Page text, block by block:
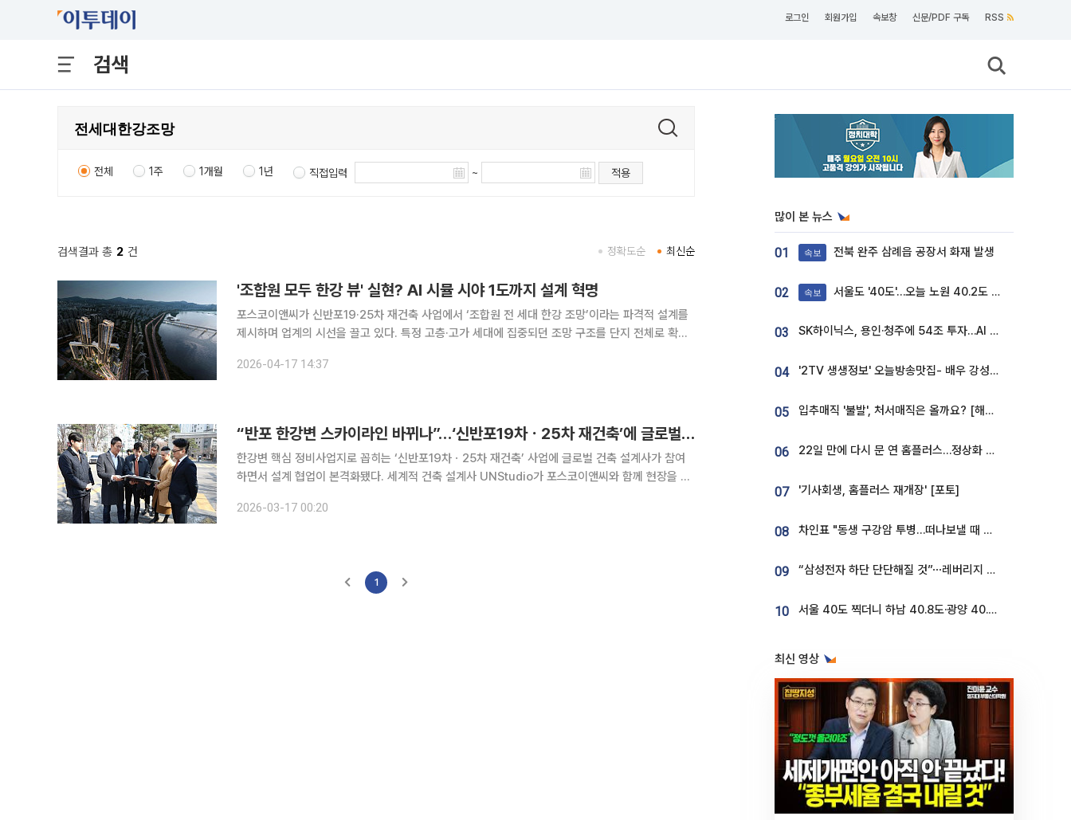
로그인 회원가입 속보창 신문/PDF 구독 RSS
검색
전체 1주 1개월 1년 직접입력 ~ 적용
검색결과 총 2 건 최신순
정확도순
'조합원 모두 한강 뷰' 실현? AI 시뮬 시야 1도까지 설계 혁명
포스코이앤씨가 신반포19·25차 재건축 사업에서 ‘조합원 전 세대 한강 조망’이라는 파격적 설계를
제시하며 업계의 시선을 끌고 있다. 특정 고층·고가 세대에 집중되던 조망 구조를 단지 전체로 확장
단지 설계의 기준 자체를 한강 중심으로 재
2026-04-17 14:37
“반포 한강변 스카이라인 바뀌나”…‘신반포19차ㆍ25차 재건축’에 글로벌 설계사 참여
한강변 핵심 정비사업지로 꼽히는 ‘신반포19차ㆍ25차 재건축’ 사업에 글로벌 건축 설계사가 참여
하면서 설계 협업이 본격화됐다. 세계적 건축 설계사 UNStudio가 포스코이앤씨와 함께 현장을 직
앤씨와 함께 ‘신반포19차ㆍ25차 재건축’ 사업지를 방문해 현장
2026-03-17 00:20
1
많이 본 뉴스
01 속보 전북 완주 삼례읍 공장서 화재 발생
02 속보 서울도 '40도'…오늘 노원 40.2도 기록
03 SK하이닉스, 용인·청주에 54조 투자…AI 메모리 생산기지 키운다
04 '2TV 생생정보' 오늘방송맛집- 배우 강성진 단골! 쌀국수ㆍ푸팟퐁 커리 맛집 '블○○○'
05 입추매직 '불발', 처서매직은 올까요? [해시태그]
06 22일 만에 다시 문 연 홈플러스…정상화 바쁜데 재고 없어 ‘발동동’[가보니]
07 '기사회생, 홈플러스 재개장' [포토]
08 차인표 "동생 구강암 투병…떠나보낼 때 가장 힘들었다”
09 “삼성전자 하단 단단해질 것”⋯레버리지 규제에 쏠림 완화 [찐코노미]
10 서울 40도 찍더니 하남 40.8도·광양 40.2도…전국 '펄펄'
최신 영상